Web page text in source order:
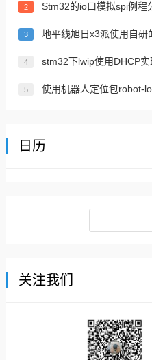
2 Stm32的io口模拟spi例程
3 地平线旭日x3派使用自研的
4 stm32下lwip使用DHCP
5 使用机器人定位包robot-
日历
关注我们